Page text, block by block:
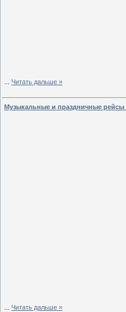
Читать дальше »
Музыкальные и праздничные рейсы
Читать дальше »